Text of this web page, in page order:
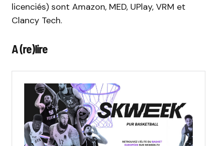
licenciés) sont Amazon, MED, UPlay, VRM et
Clancy Tech.
A (re)lire